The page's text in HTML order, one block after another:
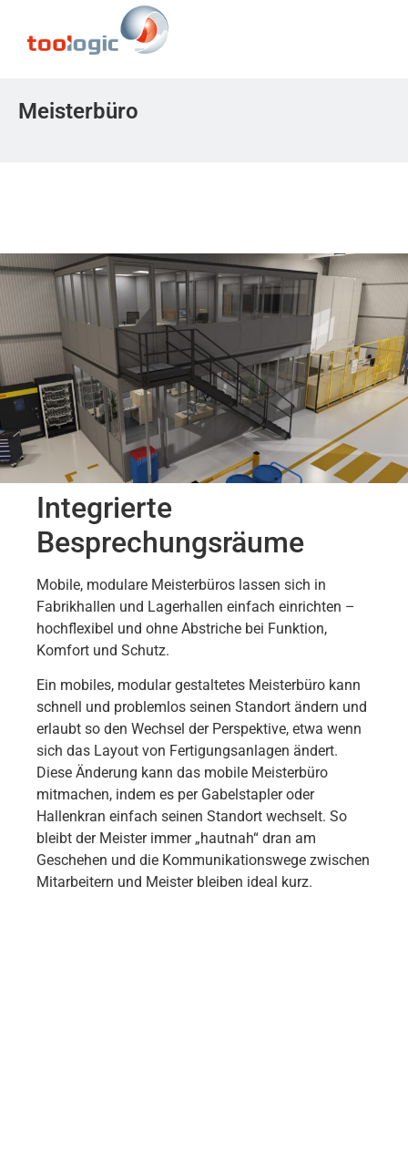
Meisterbüro
Integrierte
Besprechungsräume
Mobile, modulare Meisterbüros lassen sich in
Fabrikhallen und Lagerhallen einfach einrichten –
hochflexibel und ohne Abstriche bei Funktion,
Komfort und Schutz.
Ein mobiles, modular gestaltetes Meisterbüro kann
schnell und problemlos seinen Standort ändern und
erlaubt so den Wechsel der Perspektive, etwa wenn
sich das Layout von Fertigungsanlagen ändert.
Diese Änderung kann das mobile Meisterbüro
mitmachen, indem es per Gabelstapler oder
Hallenkran einfach seinen Standort wechselt. So
bleibt der Meister immer „hautnah“ dran am
Geschehen und die Kommunikationswege zwischen
Mitarbeitern und Meister bleiben ideal kurz.